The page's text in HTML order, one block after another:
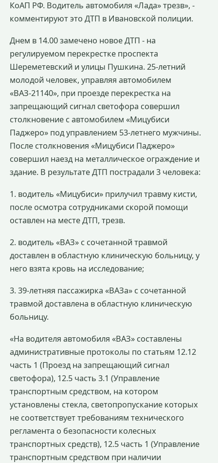
КоАП РФ. Водитель автомобиля «Лада» трезв», -
комментируют это ДТП в Ивановской полиции.
Днем в 14.00 замечено новое ДТП - на
регулируемом перекрестке проспекта
Шереметевский и улицы Пушкина. 25-летний
молодой человек, управляя автомобилем
«ВАЗ-21140», при проезде перекрестка на
запрещающий сигнал светофора совершил
столкновение с автомобилем «Мицубиси
Паджеро» под управлением 53-летнего мужчины.
После столкновения «Мицубиси Паджеро»
совершил наезд на металлическое ограждение и
здание. В результате ДТП пострадали 3 человека:
1. водитель «Мицубиси» прилучил травму кисти,
после осмотра сотрудниками скорой помощи
оставлен на месте ДТП, трезв.
2. водитель «ВАЗ» с сочетанной травмой
доставлен в областную клиническую больницу, у
него взята кровь на исследование;
3. 39-летняя пассажирка «ВАЗа» с сочетанной
травмой доставлена в областную клиническую
больницу.
«На водителя автомобиля «ВАЗ» составлены
административные протоколы по статьям 12.12
часть 1 (Проезд на запрещающий сигнал
светофора), 12.5 часть 3.1 (Управление
транспортным средством, на котором
установлены стекла, светопропускание которых
не соответствует требованиям технического
регламента о безопасности колесных
транспортных средств), 12.5 часть 1 (Управление
транспортным средством при наличии